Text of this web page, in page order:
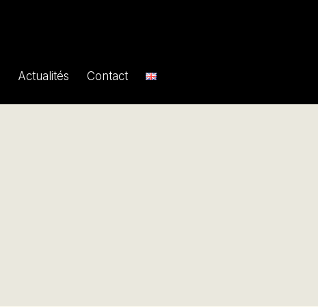
Actualités Contact